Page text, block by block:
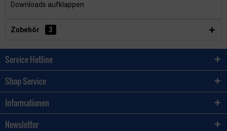
Downloads aufklappen
Zubehör 3
Service Hotline
Shop Service
Informationen
Newsletter